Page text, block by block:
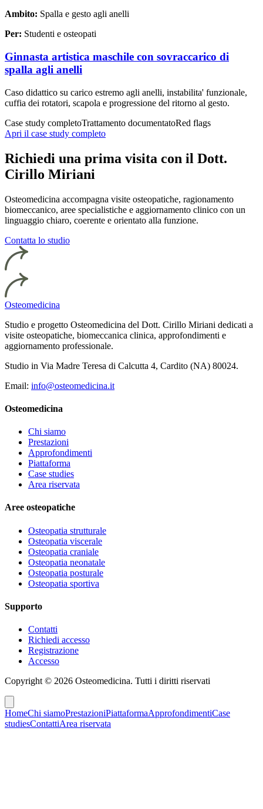
Ambito: Spalla e gesto agli anelli
Per: Studenti e osteopati
Ginnasta artistica maschile con sovraccarico di
spalla agli anelli
Caso didattico su carico estremo agli anelli, instabilita' funzionale,
cuffia dei rotatori, scapola e progressione del ritorno al gesto.
Case study completoTrattamento documentatoRed flags
Apri il case study completo
Richiedi una prima visita con il Dott.
Cirillo Miriani
Osteomedicina accompagna visite osteopatiche, ragionamento
biomeccanico, aree specialistiche e aggiornamento clinico con un
linguaggio chiaro, coerente e orientato alla funzione.
Contatta lo studio
Osteomedicina
Studio e progetto Osteomedicina del Dott. Cirillo Miriani dedicati a
visite osteopatiche, biomeccanica clinica, approfondimenti e
aggiornamento professionale.
Studio in Via Madre Teresa di Calcutta 4, Cardito (NA) 80024.
Email: info@osteomedicina.it
Osteomedicina
Chi siamo
Prestazioni
Approfondimenti
Piattaforma
Case studies
Area riservata
Aree osteopatiche
Osteopatia strutturale
Osteopatia viscerale
Osteopatia craniale
Osteopatia neonatale
Osteopatia posturale
Osteopatia sportiva
Supporto
Contatti
Richiedi accesso
Registrazione
Accesso
Copyright © 2026 Osteomedicina. Tutti i diritti riservati
HomeChi siamoPrestazioniPiattaformaApprofondimentiCase
studiesContattiArea riservata